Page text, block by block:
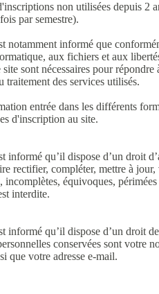
non utilisées depuis 2
par semestre).
notamment informé que
aux fichiers et aux
site sont nécessaires pour
traitement des services utilisés.
entrée dans les différents
d'inscription au site.
informé qu’il dispose d’un droit
rectifier, compléter, mettre à
incomplètes, équivoques,
interdite.
informé qu’il dispose d’un droit
conservées sont votre
que votre adresse e-mail.